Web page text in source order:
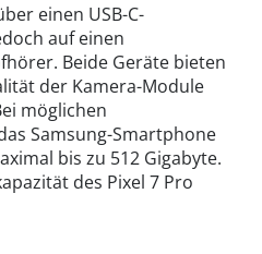
einen USB-C-
auf einen
Beide Geräte bieten
der Kamera-Module
möglichen
Samsung-Smartphone
bis zu 512 Gigabyte.
des Pixel 7 Pro